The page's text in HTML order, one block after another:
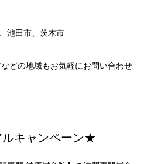
池田市、茨木市
どの地域もお気軽にお問い合わせ
キャンペーン★